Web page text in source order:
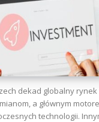
dekad globalny
a głównym
technologii.